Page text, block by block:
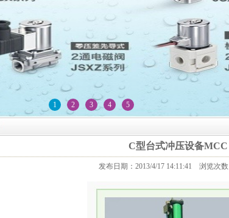
1 2 3 4 5
C型台式冲压设备MCC
发布日期：2013/4/17 14:11:41 浏览次数